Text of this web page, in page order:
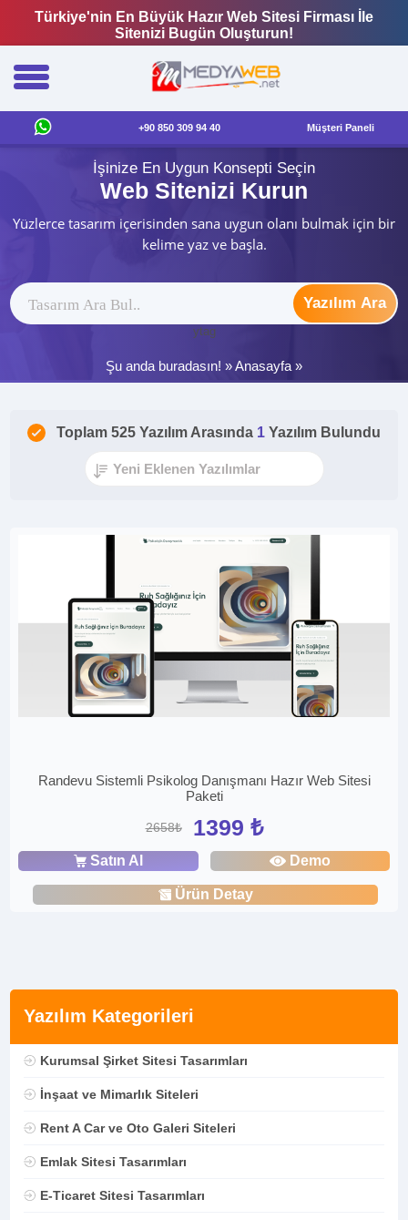
Türkiye'nin En Büyük Hazır Web Sitesi Firması İle
Sitenizi Bugün Oluşturun!
+90 850 309 94 40 Müşteri Paneli
İşinize En Uygun Konsepti Seçin
Web Sitenizi Kurun
Yüzlerce tasarım içerisinden sana uygun olanı bulmak için bir
kelime yaz ve başla.
Yazılım Ara
ytag
Şu anda buradasın! »Anasayfa »
Yazılım Kategorileri
Kurumsal Şirket Sitesi Tasarımları
İnşaat ve Mimarlık Siteleri
Rent A Car ve Oto Galeri Siteleri
Emlak Sitesi Tasarımları
E-Ticaret Sitesi Tasarımları
Toplam 525 Yazılım Arasında 1 Yazılım Bulundu
Randevu Sistemli Psikolog Danışmanı Hazır Web Sitesi
Paketi
2658₺ 1399 ₺
Satın Al Demo
Ürün Detay